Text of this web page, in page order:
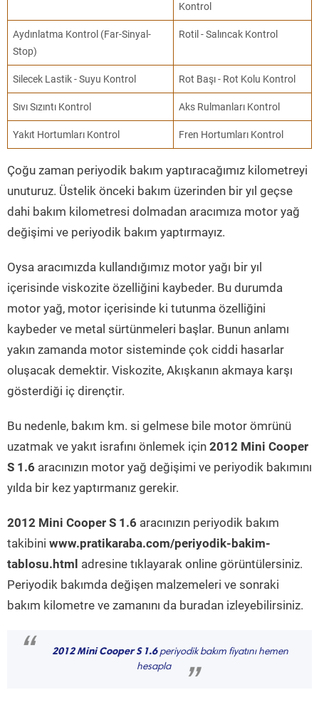
Kontrol
Aydınlatma Kontrol (Far-Sinyal-
Stop)
Rotil - Salıncak Kontrol
Silecek Lastik - Suyu Kontrol Rot Başı - Rot Kolu Kontrol
Sıvı Sızıntı Kontrol Aks Rulmanları Kontrol
Yakıt Hortumları Kontrol Fren Hortumları Kontrol
Çoğu zaman periyodik bakım yaptıracağımız kilometreyi
unuturuz. Üstelik önceki bakım üzerinden bir yıl geçse
dahi bakım kilometresi dolmadan aracımıza motor yağ
değişimi ve periyodik bakım yaptırmayız.
Oysa aracımızda kullandığımız motor yağı bir yıl
içerisinde viskozite özelliğini kaybeder. Bu durumda
motor yağ, motor içerisinde ki tutunma özelliğini
kaybeder ve metal sürtünmeleri başlar. Bunun anlamı
yakın zamanda motor sisteminde çok ciddi hasarlar
oluşacak demektir. Viskozite, Akışkanın akmaya karşı
gösterdiği iç dirençtir.
Bu nedenle, bakım km. si gelmese bile motor ömrünü
uzatmak ve yakıt israfını önlemek için 2012 Mini Cooper
S 1.6 aracınızın motor yağ değişimi ve periyodik bakımını
yılda bir kez yaptırmanız gerekir.
2012 Mini Cooper S 1.6 aracınızın periyodik bakım
takibini www.pratikaraba.com/periyodik-bakim-
tablosu.html adresine tıklayarak online görüntülersiniz.
Periyodik bakımda değişen malzemeleri ve sonraki
bakım kilometre ve zamanını da buradan izleyebilirsiniz.
“ 2012 Mini Cooper S 1.6periyodik bakım fiyatını hemen
hesapla
”